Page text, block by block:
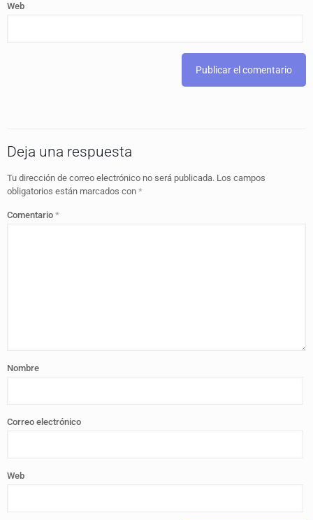
Web
Deja una respuesta
Tu dirección de correo electrónico no será publicada. Los campos
obligatorios están marcados con *
Comentario *
Nombre
Correo electrónico
Web